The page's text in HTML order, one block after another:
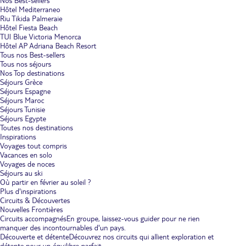
Hôtel Mediterraneo
Riu Tikida Palmeraie
Hôtel Fiesta Beach
TUI Blue Victoria Menorca
Hôtel AP Adriana Beach Resort
Tous nos Best-sellers
Tous nos séjours
Nos Top destinations
Séjours Grèce
Séjours Espagne
Séjours Maroc
Séjours Tunisie
Séjours Egypte
Toutes nos destinations
Inspirations
Voyages tout compris
Vacances en solo
Voyages de noces
Séjours au ski
Où partir en février au soleil ?
Plus d'inspirations
Circuits & Découvertes
Nouvelles Frontières
Circuits accompagnésEn groupe, laissez-vous guider pour ne rien
manquer des incontournables d'un pays.
Découverte et détenteDécouvrez nos circuits qui allient exploration et